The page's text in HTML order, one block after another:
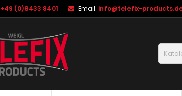
+49 (0)8433 8401 Email: info@telefix-